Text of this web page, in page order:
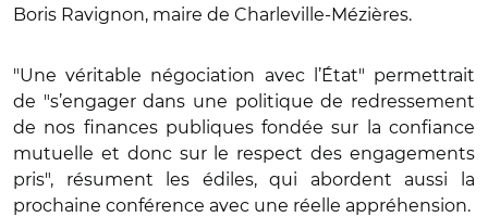
Boris Ravignon, maire de Charleville-Mézières.
"Une véritable négociation avec l’État" permettrait
de "s’engager dans une politique de redressement
de nos finances publiques fondée sur la confiance
mutuelle et donc sur le respect des engagements
pris", résument les édiles, qui abordent aussi la
prochaine conférence avec une réelle appréhension.